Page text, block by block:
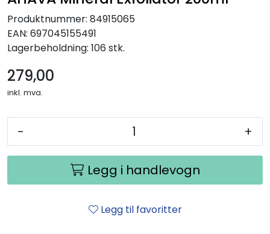
Produktnummer: 84915065
EAN: 697045155491
Lagerbeholdning: 106 stk.
279,00
inkl. mva.
- +
Legg i handlevogn
Legg til favoritter